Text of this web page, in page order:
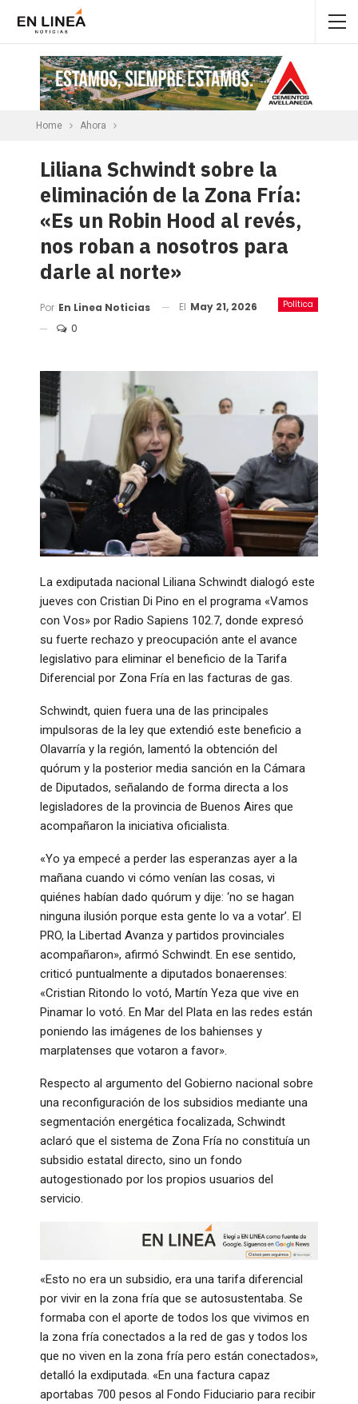
Home Ahora
Liliana Schwindt sobre la
eliminación de la Zona Fría:
«Es un Robin Hood al revés,
nos roban a nosotros para
darle al norte»
Política
Por En Linea Noticias El May 21, 2026
0
La exdiputada nacional Liliana Schwindt dialogó este
jueves con Cristian Di Pino en el programa «Vamos
con Vos» por Radio Sapiens 102.7, donde expresó
su fuerte rechazo y preocupación ante el avance
legislativo para eliminar el beneficio de la Tarifa
Diferencial por Zona Fría en las facturas de gas.
Schwindt, quien fuera una de las principales
impulsoras de la ley que extendió este beneficio a
Olavarría y la región, lamentó la obtención del
quórum y la posterior media sanción en la Cámara
de Diputados, señalando de forma directa a los
legisladores de la provincia de Buenos Aires que
acompañaron la iniciativa oficialista.
«Yo ya empecé a perder las esperanzas ayer a la
mañana cuando vi cómo venían las cosas, vi
quiénes habían dado quórum y dije: ‘no se hagan
ninguna ilusión porque esta gente lo va a votar’. El
PRO, la Libertad Avanza y partidos provinciales
acompañaron», afirmó Schwindt. En ese sentido,
criticó puntualmente a diputados bonaerenses:
«Cristian Ritondo lo votó, Martín Yeza que vive en
Pinamar lo votó. En Mar del Plata en las redes están
poniendo las imágenes de los bahienses y
marplatenses que votaron a favor».
Respecto al argumento del Gobierno nacional sobre
una reconfiguración de los subsidios mediante una
segmentación energética focalizada, Schwindt
aclaró que el sistema de Zona Fría no constituía un
subsidio estatal directo, sino un fondo
autogestionado por los propios usuarios del
servicio.
«Esto no era un subsidio, era una tarifa diferencial
por vivir en la zona fría que se autosustentaba. Se
formaba con el aporte de todos los que vivimos en
la zona fría conectados a la red de gas y todos los
que no viven en la zona fría pero están conectados»,
detalló la exdiputada. «En una factura capaz
aportabas 700 pesos al Fondo Fiduciario para recibir